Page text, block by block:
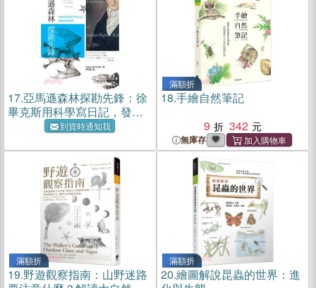
17.亞馬遜森林探勘先鋒：徐
畢克斯用科學寫日記，發掘
全新物種
到貨時通知我
滿額折
18.手繪自然筆記
9
342
無庫存
滿額折
19.野遊觀察指南：山野迷路
滿額折
20.繪圖解說昆蟲的世界：進